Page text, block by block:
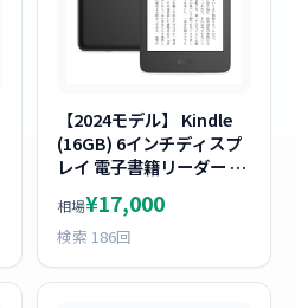
【2024モデル】 Kindle
(16GB) 6インチディスプ
レイ 電子書籍リーダー ブ
ラック
相場¥17,000
検索 186回